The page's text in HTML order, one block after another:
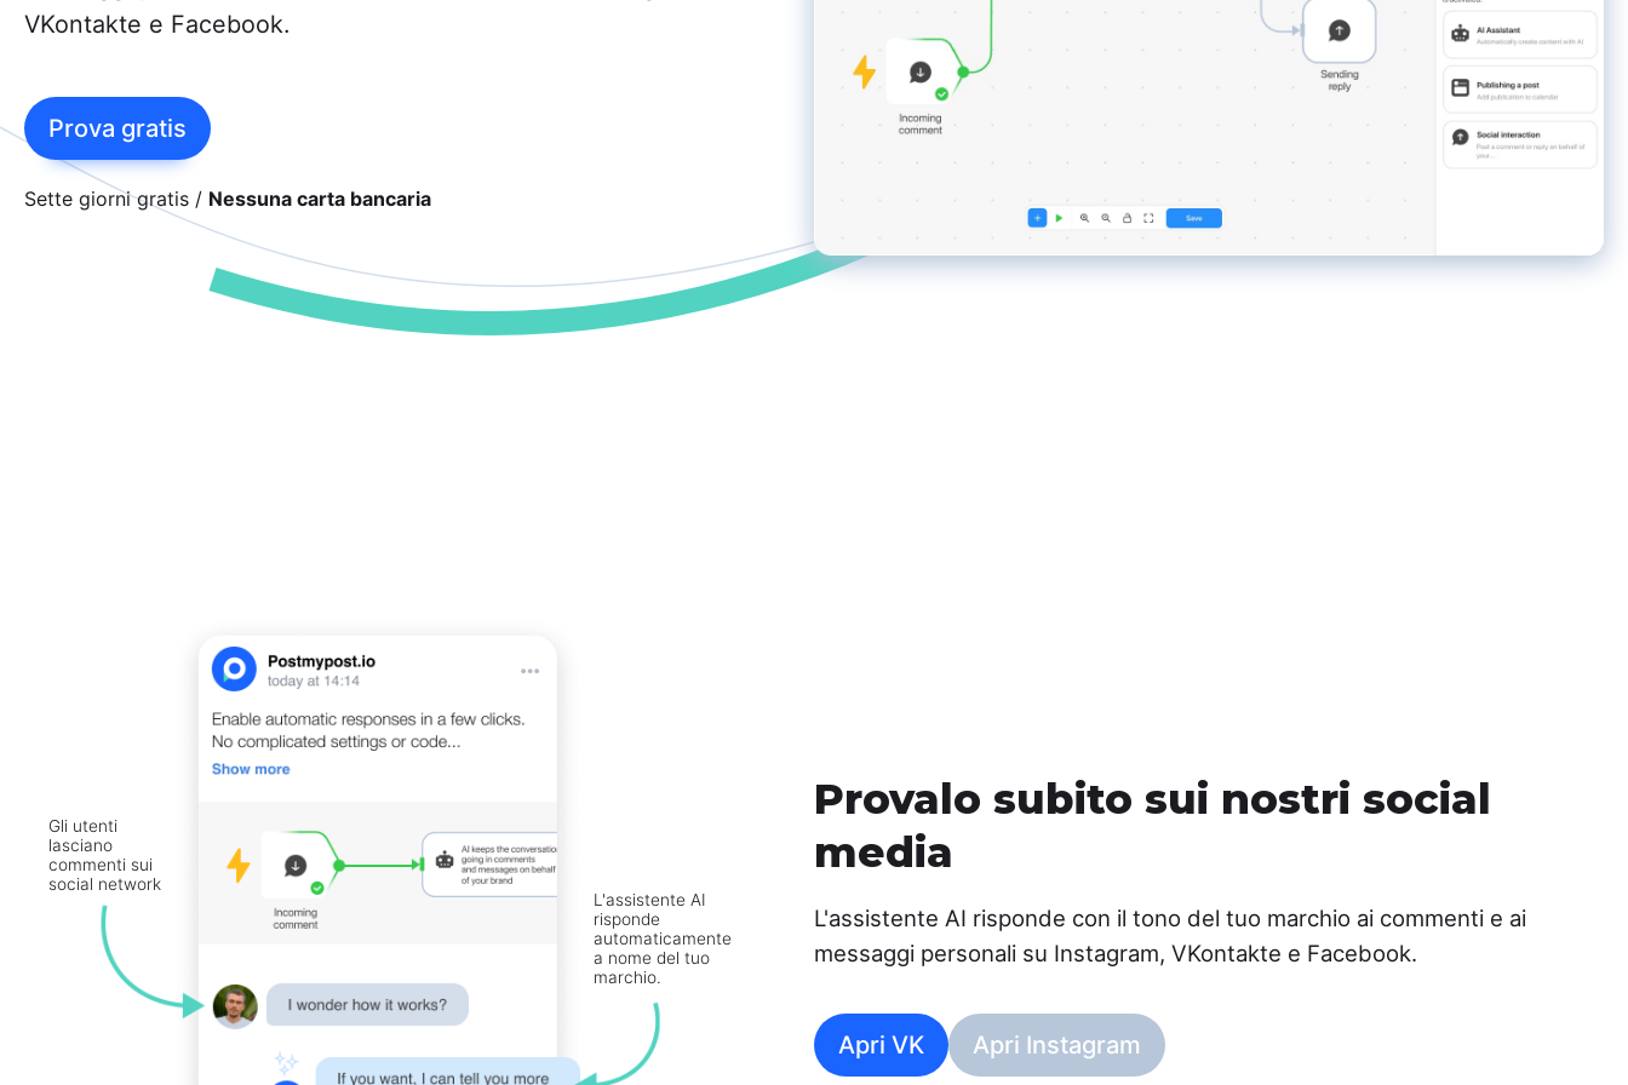
dal tuo sito web sui social network tramite RSS,
aumentando la portata del pubblico.
L'IA aiuta i marketer a gestire compiti di routine,
dalla generazione di idee e creazione di piani di
VKontakte e Facebook.
Prova gratis
Sette giorni gratis Nessuna carta bancaria
Gli utenti
lasciano
commenti sui
social network
L'assistente AI
risponde
automaticamente
a nome del tuo
marchio.
Provalo subito sui nostri social
media
L'assistente AI risponde con il tono del tuo marchio ai commenti e ai
messaggi personali su Instagram, VKontakte e Facebook.
Apri VK Apri Instagram